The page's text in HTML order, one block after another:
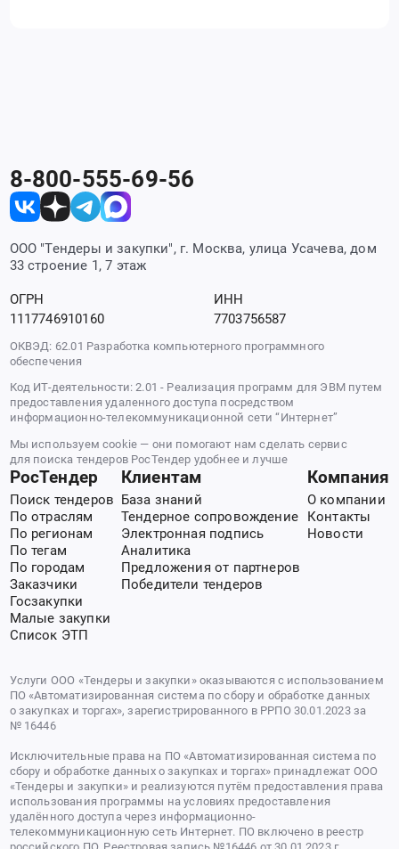
8-800-555-69-56
ООО "Тендеры и закупки", г. Москва, улица Усачева, дом
33 строение 1, 7 этаж
ОГРН
1117746910160
ИНН
7703756587
ОКВЭД: 62.01 Разработка компьютерного программного
обеспечения
Код ИТ-деятельности: 2.01 - Реализация программ для ЭВМ путем
предоставления удаленного доступа посредством
информационно-телекоммуникационной сети “Интернет”
Мы используем cookie — они помогают нам сделать сервис
для поиска тендеров РосТендер удобнее и лучше
РосТендер
Поиск тендеров
По отраслям
По регионам
По тегам
По городам
Заказчики
Госзакупки
Малые закупки
Список ЭТП
Клиентам
База знаний
Тендерное сопровождение
Электронная подпись
Аналитика
Предложения от партнеров
Победители тендеров
Компания
О компании
Контакты
Новости
Услуги ООО «Тендеры и закупки» оказываются с использованием
ПО «Автоматизированная система по сбору и обработке данных
о закупках и торгах», зарегистрированного в РРПО 30.01.2023 за
№ 16446
Исключительные права на ПО «Автоматизированная система по
сбору и обработке данных о закупках и торгах» принадлежат ООО
«Тендеры и закупки» и реализуются путём предоставления права
использования программы на условиях предоставления
удалённого доступа через информационно-
телекоммуникационную сеть Интернет. ПО включено в реестр